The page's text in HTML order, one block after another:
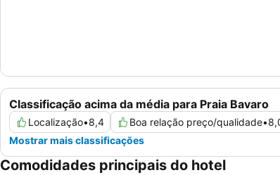
Classificação acima da média para Praia Bavaro
Localização•8,4 Boa relação preço/qualidade•
Mostrar mais classificações
Comodidades principais do hotel